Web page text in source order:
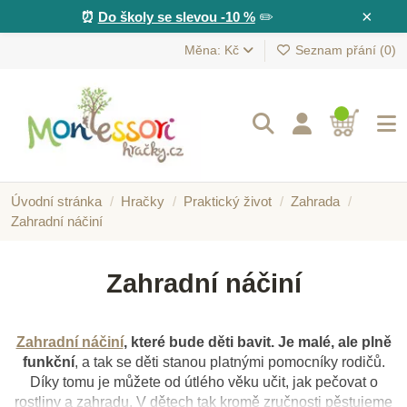
×
⏰ Do školy se slevou -10 %✏️
Měna: Kč Seznam přání (0)
Úvodní stránka Hračky Praktický život
Zahrada
Zahradní náčiní
Zahradní náčiní
Zahradní náčiní, které bude děti bavit. Je malé, ale plně
funkční, a tak se děti stanou platnými pomocníky rodičů.
Díky tomu je můžete od útlého věku učit, jak pečovat o
rostliny a zahradu. V dětech tak kromě zručnosti pěstujeme